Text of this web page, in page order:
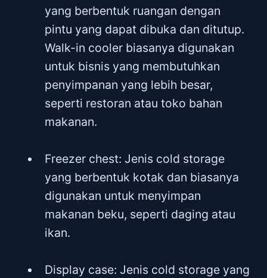
yang berbentuk ruangan dengan
pintu yang dapat dibuka dan ditutup.
Walk-in cooler biasanya digunakan
untuk bisnis yang membutuhkan
penyimpanan yang lebih besar,
seperti restoran atau toko bahan
makanan.
Freezer chest: Jenis cold storage
yang berbentuk kotak dan biasanya
digunakan untuk menyimpan
makanan beku, seperti daging atau
ikan.
Display case: Jenis cold storage yang